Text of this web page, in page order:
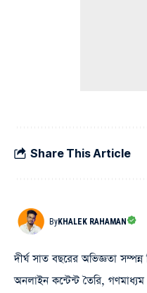
Share This Article
ByKHALEK RAHAMAN
দীর্ঘ সাত বছরের অভিজ্ঞতা সম্পন্ন
অনলাইন কন্টেন্ট তৈরি, গণমাধ্যম